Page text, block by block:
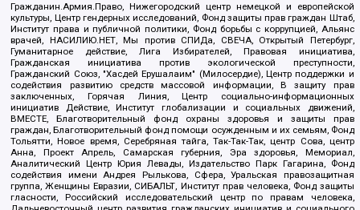
Гражданин.Армия.Право, Нижегородский центр немецкой и европейской
культуры, Центр гендерных исследований, Фонд защиты прав граждан Штаб,
Институт права и публичной политики, Фонд борьбы с коррупцией, Альянс
врачей, НАСИЛИЮ.НЕТ, Мы против СПИДа, СВЕЧА, Открытый Петербург,
Гуманитарное действие, Лига Избирателей, Правовая инициатива,
Гражданская инициатива против экологической преступности,
Гражданский Союз, "Хасдей Ерушалаим" (Милосердие), Центр поддержки и
содействия развитию средств массовой информации, В защиту прав
заключенных, Горячая Линия, Центр социально-информационных
инициатив Действие, Институт глобализации и социальных движений,
ВМЕСТЕ, Благотворительный фонд охраны здоровья и защиты прав
граждан, Благотворительный фонд помощи осужденным и их семьям, Фонд
Тольятти, Новое время, Серебряная тайга, Так-Так-Так, центр Сова, центр
Анна, Проект Апрель, Самарская губерния, Эра здоровья, Мемориал,
Аналитический Центр Юрия Левады, Издательство Парк Гагарина, Фонд
содействия имени Андрея Рылькова, Сфера, Уральская правозащитная
группа, Женщины Евразии, СИБАЛЬТ, Институт прав человека, Фонд защиты
гласности, Российский исследовательский центр по правам человека,